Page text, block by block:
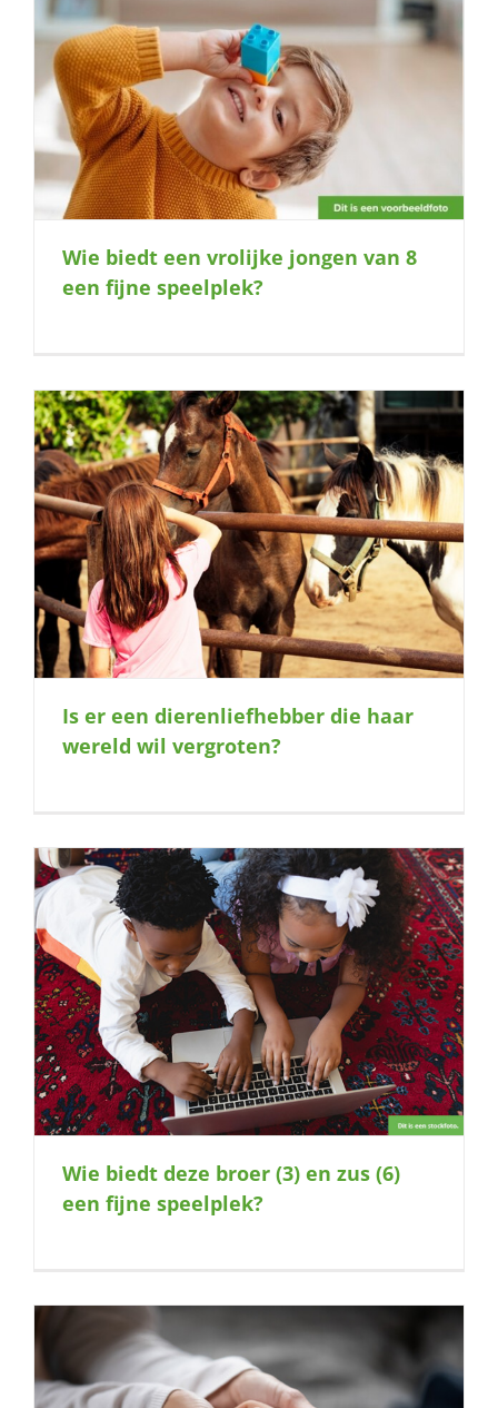
Wie biedt een vrolijke jongen van 8
een fijne speelplek?
Is er een dierenliefhebber die haar
wereld wil vergroten?
Wie biedt deze broer (3) en zus (6)
een fijne speelplek?